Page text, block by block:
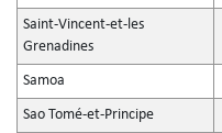
Saint-Vincent-et-les
Grenadines
Samoa
Sao Tomé-et-Principe